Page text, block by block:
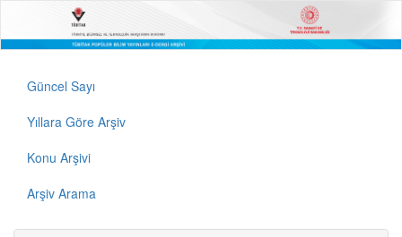
Güncel Sayı
Yıllara Göre Arşiv
Konu Arşivi
Arşiv Arama